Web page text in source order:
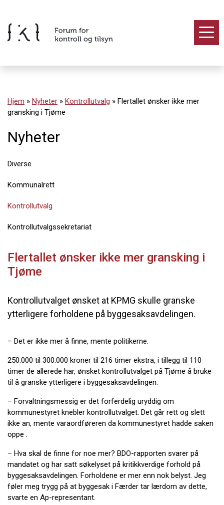
innholdet
Hjem » Nyheter » Kontrollutvalg » Flertallet ønsker ikke mer
gransking i Tjøme
Nyheter
Diverse
Kommunalrett
Kontrollutvalg
Kontrollutvalgssekretariat
Flertallet ønsker ikke mer gransking i
Tjøme
Kontrollutvalget ønsket at KPMG skulle granske
ytterligere forholdene på byggesaksavdelingen.
– Det er ikke mer å finne, mente politikerne.
250.000 til 300.000 kroner til 216 timer ekstra, i tillegg til 110
timer de allerede har, ønsket kontrollutvalget på Tjøme å bruke
til å granske ytterligere i byggesaksavdelingen.
– Forvaltningsmessig er det forferdelig uryddig om
kommunestyret knebler kontrollutvalget. Det går rett og slett
ikke an, mente varaordføreren da kommunestyret hadde saken
oppe .
– Hva skal de finne for noe mer? BDO-rapporten svarer på
mandatet og har satt søkelyset på kritikkverdige forhold på
byggesaksavdelingen. Forholdene er mer enn nok belyst. Jeg
føler meg trygg på at byggesak i Færder tar lærdom av dette,
svarte en Ap-representant.